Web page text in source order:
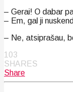
– Gerai! O dabar
– Em, gal ji
– Ne, atsiprašau,
103
SHARES
Share